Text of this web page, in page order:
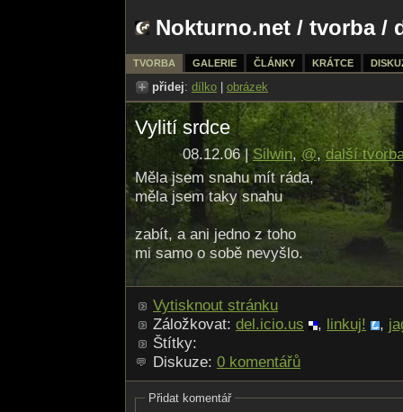
Nokturno.net / tvorba/
TVORBA GALERIE ČLÁNKY KRÁTCE
přidej: dílko obrázek
Vylití srdce
08.12.06 |Silwin,@,další
Měla jsem snahu mít ráda,
měla jsem taky snahu
zabít, a ani jedno z toho
mi samo o sobě nevyšlo.
Vytisknout stránku
Záložkovat: del.icio.us , linkuj! ,
Štítky:
Diskuze: 0 komentářů
Přidat komentář